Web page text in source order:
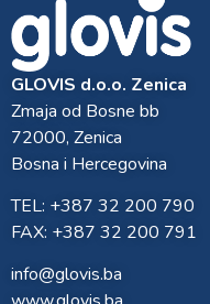
GLOVIS d.o.o. Zenica
Zmaja od Bosne bb
72000, Zenica
Bosna i Hercegovina
TEL: +387 32 200 790
FAX: +387 32 200 791
info@glovis.ba